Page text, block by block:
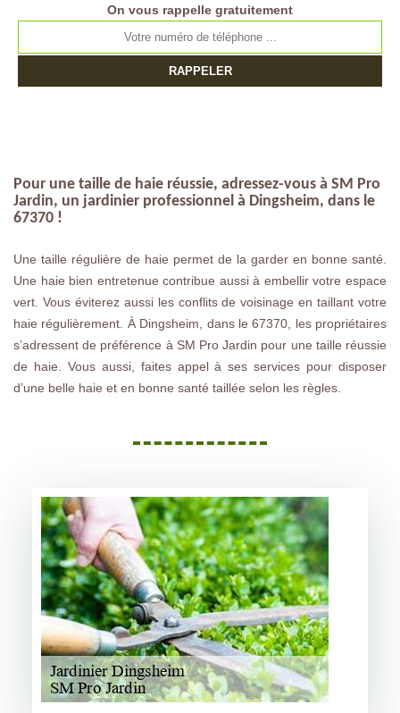
On vous rappelle gratuitement
Pour une taille de haie réussie, adressez-vous à SM Pro
Jardin, un jardinier professionnel à Dingsheim, dans le
67370 !
Une taille régulière de haie permet de la garder en bonne santé.
Une haie bien entretenue contribue aussi à embellir votre espace
vert. Vous éviterez aussi les conflits de voisinage en taillant votre
haie régulièrement. À Dingsheim, dans le 67370, les propriétaires
s’adressent de préférence à SM Pro Jardin pour une taille réussie
de haie. Vous aussi, faites appel à ses services pour disposer
d’une belle haie et en bonne santé taillée selon les règles.